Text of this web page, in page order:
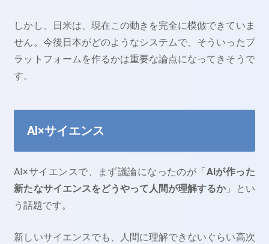
しかし、日米は、現在この動きを完全に模倣できていま
せん。今後日本がどのようなシステムで、そういったプ
ラットフォームを作るかは重要な論点になってきそうで
す。
AI×サイエンス
AI×サイエンスで、まず議論になったのが「AIが作った
新たなサイエンスをどうやって人間が理解するか」とい
う話題です。
新しいサイエンスでも、人間に理解できないぐらい高次